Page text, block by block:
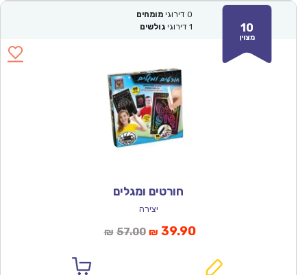
10
מצוין
0 דירוגי מומחים
1 דירוגי גולשים
חורטים ומגלים
יצירה
₪ 57.00המחיר
₪ 39.90המחיר
הוא: